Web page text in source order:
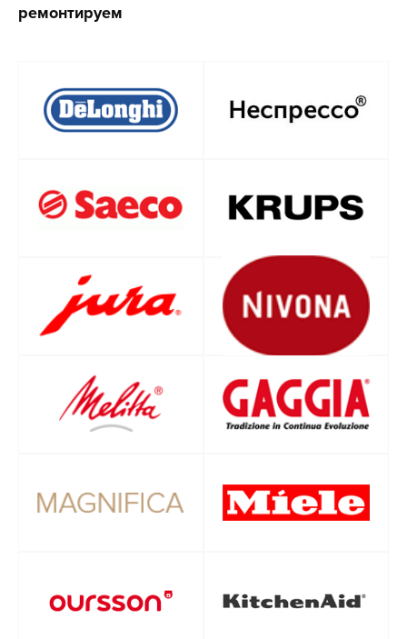
ремонтируем